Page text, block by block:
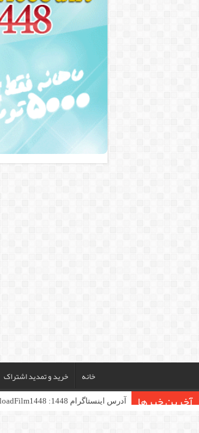
خانه خرید و تمدید اشتراک
آخرین خبرها